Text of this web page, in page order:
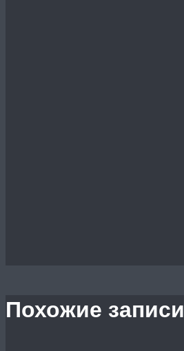
Похожие записи